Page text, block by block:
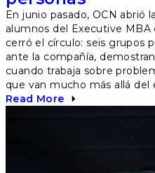
En junio pasado, OCN abrió
alumnos del Executive MBA
cerró el círculo: seis grupos
ante la compañía,
cuando trabaja sobre
que van mucho más allá
Read More